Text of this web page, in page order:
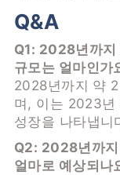
Q&A
Q1: 2028년까지
규모는 얼마인가
2028년까지 약
며, 이는 2023년
성장을 나타냅니
Q2: 2028년까지
얼마로 예상되나